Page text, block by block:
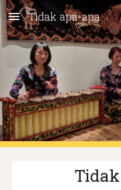
Skip to main content
Tidak apa-apa